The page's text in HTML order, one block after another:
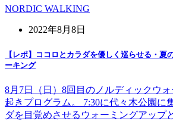
NORDIC WALKING
2022年8月8日
【レポ】ココロとカラダを優しく巡らせる・夏
ーキング
8月7日（日）8回目のノルディックウ
起きプログラム。 7:30に代々木公園に
ダを目覚めさせるウォーミングアップ